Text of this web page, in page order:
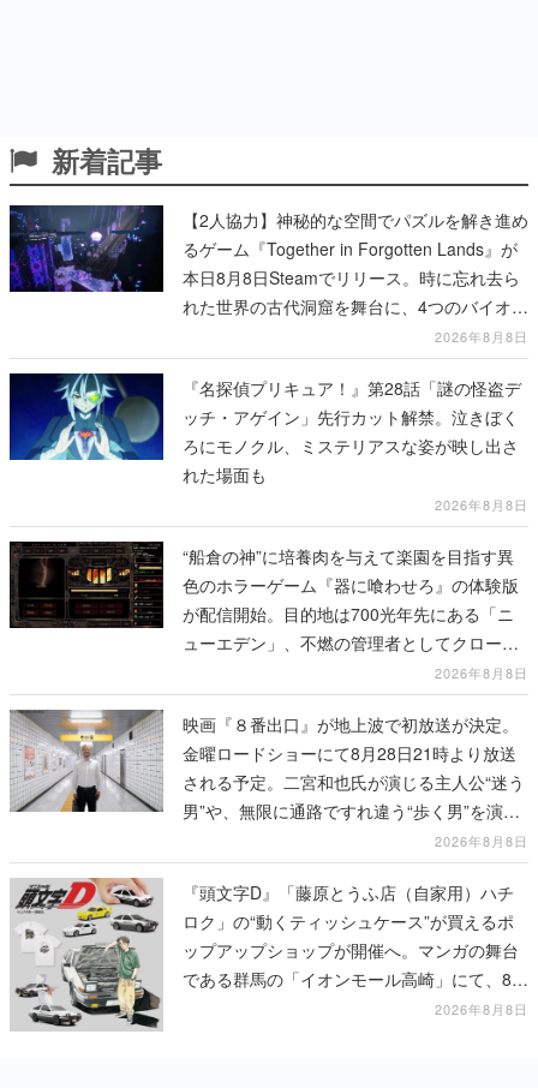
新着記事
【2人協力】神秘的な空間でパズルを解き進め
るゲーム『Together in Forgotten Lands』が
本日8月8日Steamでリリース。時に忘れ去ら
れた世界の古代洞窟を舞台に、4つのバイオー
2026年8月8日
『名探偵プリキュア！』第28話「謎の怪盗デ
ッチ・アゲイン」先行カット解禁。泣きぼく
ろにモノクル、ミステリアスな姿が映し出さ
れた場面も
2026年8月8日
“船倉の神”に培養肉を与えて楽園を目指す異
色のホラーゲーム『器に喰わせろ』の体験版
が配信開始。目的地は700光年先にある「ニ
ューエデン」、不燃の管理者としてクローン
人間を増やし、加工して神に捧げる2026年8月8日
映画『８番出口』が地上波で初放送が決定。
金曜ロードショーにて8月28日21時より放送
される予定。二宮和也氏が演じる主人公“迷う
男”や、無限に通路ですれ違う“歩く男”を演じ
2026年8月8日
『頭文字D』「藤原とうふ店（自家用）ハチ
ロク」の“動くティッシュケース”が買えるポ
ップアップショップが開催へ。マンガの舞台
である群馬の「イオンモール高崎」にて、8月
11日から8月20日までの期間限定で開催予定
2026年8月8日